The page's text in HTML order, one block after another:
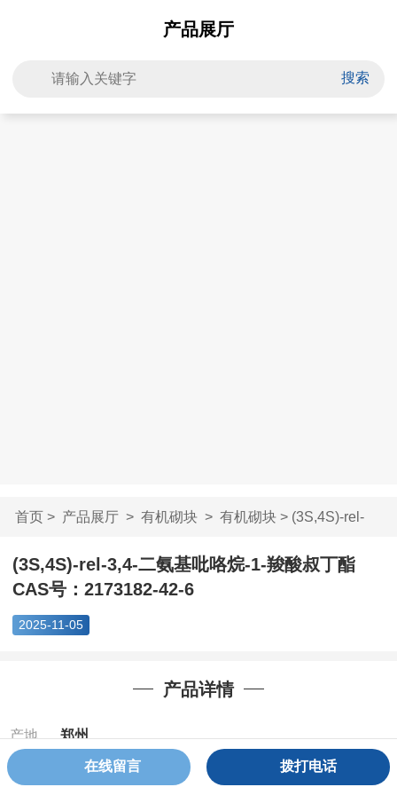
产品展厅
搜索
首页> 产品展厅> 有机砌块> 有机砌块> (3S,4S)-rel-
3,4-二氨基吡咯烷...
(3S,4S)-rel-3,4-二氨基吡咯烷-1-羧酸叔丁酯
CAS号：2173182-42-6
2025-11-05
产品详情
产地 郑州
2173182-
在线留言 拨打电话